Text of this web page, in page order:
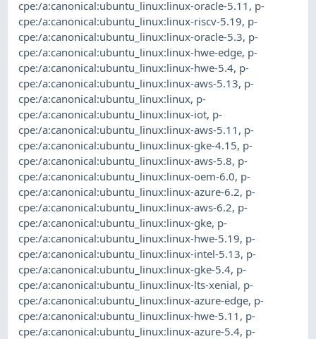
cpe:/a:canonical:ubuntu_linux:linux-oracle-5.11 , p-
cpe:/a:canonical:ubuntu_linux:linux-riscv-5.19, p-
cpe:/a:canonical:ubuntu_linux:linux-oracle-5.3, p-
cpe:/a:canonical:ubuntu_linux:linux-hwe-edge, p-
cpe:/a:canonical:ubuntu_linux:linux-hwe-5.4, p-
cpe:/a:canonical:ubuntu_linux:linux-aws-5.13, p-
cpe:/a:canonical:ubuntu_linux:linux, p-
cpe:/a:canonical:ubuntu_linux:linux-iot, p-
cpe:/a:canonical:ubuntu_linux:linux-aws-5.11 , p-
cpe:/a:canonical:ubuntu_linux:linux-gke-4.15, p-
cpe:/a:canonical:ubuntu_linux:linux-aws-5.8, p-
cpe:/a:canonical:ubuntu_linux:linux-oem-6.0, p-
cpe:/a:canonical:ubuntu_linux:linux-azure-6.2, p-
cpe:/a:canonical:ubuntu_linux:linux-aws-6.2, p-
cpe:/a:canonical:ubuntu_linux:linux-gke, p-
cpe:/a:canonical:ubuntu_linux:linux-hwe-5.19, p-
cpe:/a:canonical:ubuntu_linux:linux-intel-5.13, p-
cpe:/a:canonical:ubuntu_linux:linux-gke-5.4, p-
cpe:/a:canonical:ubuntu_linux:linux-lts-xenial, p-
cpe:/a:canonical:ubuntu_linux:linux-azure-edge, p-
cpe:/a:canonical:ubuntu_linux:linux-hwe-5.11 , p-
cpe:/a:canonical:ubuntu_linux:linux-azure-5.4, p-